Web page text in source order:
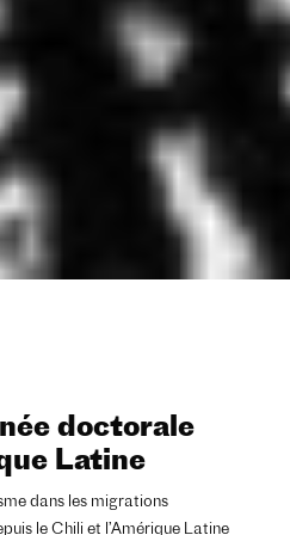
doctorale
Latine
dans les migrations
le Chili et l’Amérique Latine